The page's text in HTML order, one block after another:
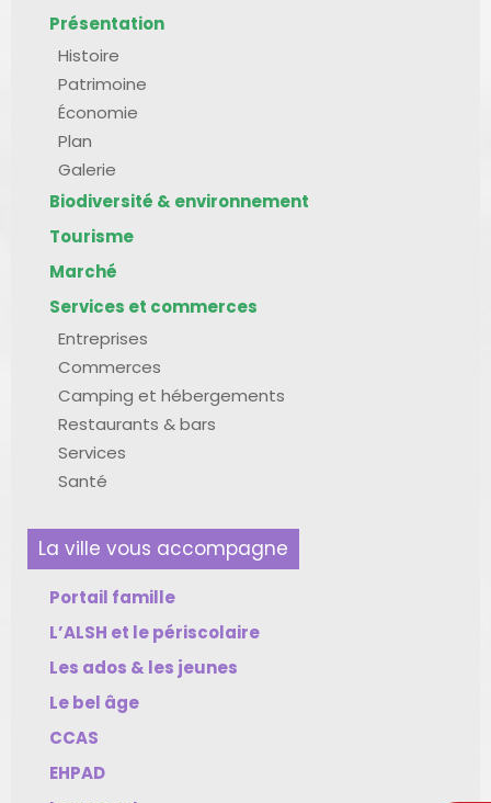
Présentation
Histoire
Patrimoine
Économie
Plan
Galerie
Biodiversité & environnement
Tourisme
Marché
Services et commerces
Entreprises
Commerces
Camping et hébergements
Restaurants & bars
Services
Santé
La ville vous accompagne
Portail famille
L’ALSH et le périscolaire
Les ados & les jeunes
Le bel âge
CCAS
EHPAD